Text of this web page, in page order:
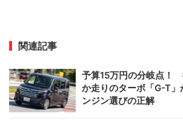
関連記事
予算15万円の分岐点！
か走りのターボ「G-T
ンジン選びの正解